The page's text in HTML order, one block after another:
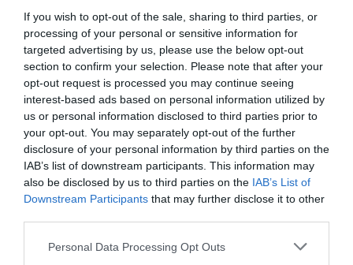
If you wish to opt-out of the sale, sharing to third parties, or
processing of your personal or sensitive information for
targeted advertising by us, please use the below opt-out
section to confirm your selection. Please note that after your
opt-out request is processed you may continue seeing
interest-based ads based on personal information utilized by
us or personal information disclosed to third parties prior to
your opt-out. You may separately opt-out of the further
disclosure of your personal information by third parties on the
IAB’s list of downstream participants. This information may
also be disclosed by us to third parties on the IAB’s List of
Downstream Participants that may further disclose it to other
Personal Data Processing Opt Outs
estipulada: "En su momento nos planteamos
sacarlos, pero al fin y al cabo era la esencia del
proyecto y por eso decidimos dejarlos, pero los
empezamos a filtrar", explica Moliné.
Estas opiniones se han ido profesionalizando de
acá que la startup empezó a operar. Por ejemplo,
tal como explica la fundadora, hay de haber un
número de comentarios de la empresa porque
ellos los publiquen y siempre tienen que ser
las empresas tener unfeedbackde los